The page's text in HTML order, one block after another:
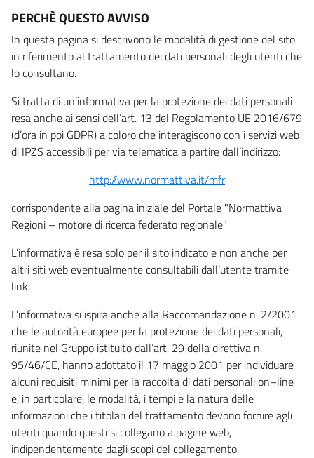
PERCHÈ QUESTO AVVISO
In questa pagina si descrivono le modalità di gestione del sito
in riferimento al trattamento dei dati personali degli utenti che
lo consultano.
Si tratta di un’informativa per la protezione dei dati personali
resa anche ai sensi dell’art. 13 del Regolamento UE 2016/679
(d’ora in poi GDPR) a coloro che interagiscono con i servizi web
di IPZS accessibili per via telematica a partire dall’indirizzo:
http://www.normattiva.it/mfr
corrispondente alla pagina iniziale del Portale "Normattiva
Regioni – motore di ricerca federato regionale"
L’informativa è resa solo per il sito indicato e non anche per
altri siti web eventualmente consultabili dall’utente tramite
link.
L’informativa si ispira anche alla Raccomandazione n. 2/2001
che le autorità europee per la protezione dei dati personali,
riunite nel Gruppo istituito dall’art. 29 della direttiva n.
95/46/CE, hanno adottato il 17 maggio 2001 per individuare
alcuni requisiti minimi per la raccolta di dati personali on–line
e, in particolare, le modalità, i tempi e la natura delle
informazioni che i titolari del trattamento devono fornire agli
utenti quando questi si collegano a pagine web,
indipendentemente dagli scopi del collegamento.